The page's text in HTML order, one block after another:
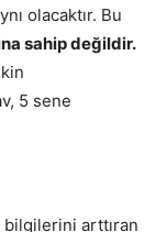
olacaktır. Bu
sahip değildir.
5 sene
bilgilerini arttıran